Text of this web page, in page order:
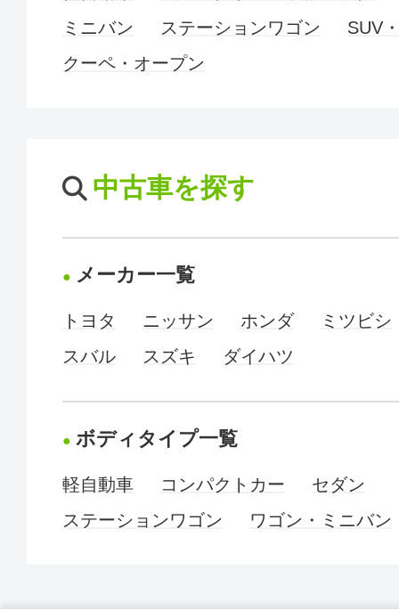
ミニバン
ステーションワゴン
SUV
クーペ・オープン
中古車を探す
メーカー一覧
トヨタ ニッサン ホンダ
ミツビシ
スバル
スズキ ダイハツ
ボディタイプ一覧
軽自動車 コンパクトカー
セダン
ステーションワゴン
ワゴン・ミニバン